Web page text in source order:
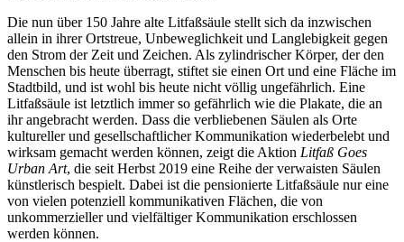
Die nun über 150 Jahre alte Litfaßsäule stellt sich da inzwischen
allein in ihrer Ortstreue, Unbeweglichkeit und Langlebigkeit gegen
den Strom der Zeit und Zeichen. Als zylindrischer Körper, der den
Menschen bis heute überragt, stiftet sie einen Ort und eine Fläche im
Stadtbild, und ist wohl bis heute nicht völlig ungefährlich. Eine
Litfaßsäule ist letztlich immer so gefährlich wie die Plakate, die an
ihr angebracht werden. Dass die verbliebenen Säulen als Orte
kultureller und gesellschaftlicher Kommunikation wiederbelebt und
wirksam gemacht werden können, zeigt die Aktion Litfaß Goes
Urban Art, die seit Herbst 2019 eine Reihe der verwaisten Säulen
künstlerisch bespielt. Dabei ist die pensionierte Litfaßsäule nur eine
von vielen potenziell kommunikativen Flächen, die von
unkommerzieller und vielfältiger Kommunikation erschlossen
werden können.